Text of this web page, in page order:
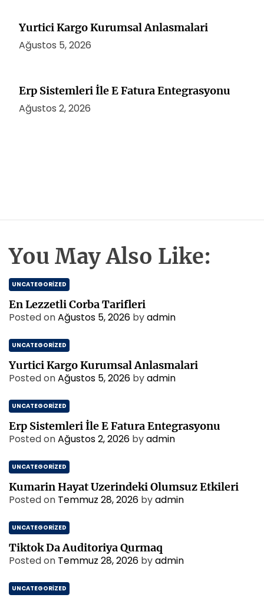
Yurtici Kargo Kurumsal Anlasmalari
Ağustos 5, 2026
Erp Sistemleri İle E Fatura Entegrasyonu
Ağustos 2, 2026
You May Also Like:
UNCATEGORIZED
En Lezzetli Corba Tarifleri
Posted onAğustos 5, 2026 byadmin
UNCATEGORIZED
Yurtici Kargo Kurumsal Anlasmalari
Posted onAğustos 5, 2026 byadmin
UNCATEGORIZED
Erp Sistemleri İle E Fatura Entegrasyonu
Posted onAğustos 2, 2026 byadmin
UNCATEGORIZED
Kumarin Hayat Uzerindeki Olumsuz Etkileri
Posted on Temmuz 28, 2026 byadmin
UNCATEGORIZED
Tiktok Da Auditoriya Qurmaq
Posted on Temmuz 28, 2026 byadmin
UNCATEGORIZED